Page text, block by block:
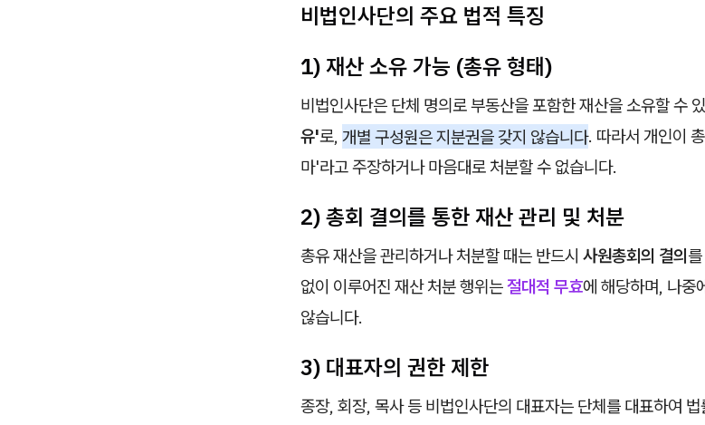
비법인사단의 주요 법적 특징
1) 재산 소유 가능 (총유 형태)
비법인사단은 단체 명의로 부동산을 포함한 재산을 소유할 수
유'로, 개별 구성원은 지분권을 갖지 않습니다. 따라서 개인이
마'라고 주장하거나 마음대로 처분할 수 없습니다.
2) 총회 결의를 통한 재산 관리 및 처분
총유 재산을 관리하거나 처분할 때는 반드시 사원총회의 결의
없이 이루어진 재산 처분 행위는절대적 무효에 해당하며, 나중
않습니다.
3) 대표자의 권한 제한
종장, 회장, 목사 등 비법인사단의 대표자는 단체를 대표하여